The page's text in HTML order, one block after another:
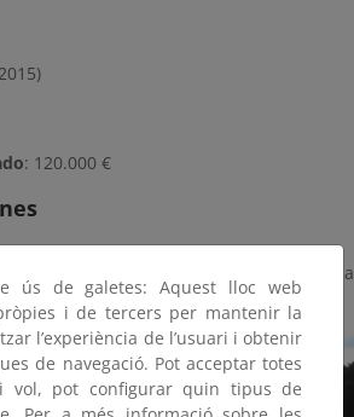
: 120.000 €
para ver la galería del proyecto a
ús de galetes: Aquest lloc web
i de tercers per mantenir la
l’experiència de l’usuari i obtenir
de navegació. Pot acceptar totes
vol, pot configurar quin tipus de